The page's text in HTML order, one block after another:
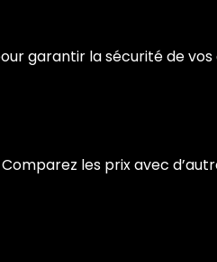
garantir la sécurité de
les prix avec